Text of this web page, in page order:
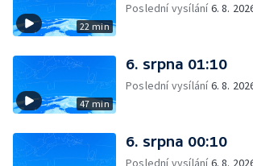
22 min
Poslední vysílání6. 8.
47 min
6. srpna 01:10
Poslední vysílání6. 8.
6. srpna 00:10
Poslední vysílání6. 8.